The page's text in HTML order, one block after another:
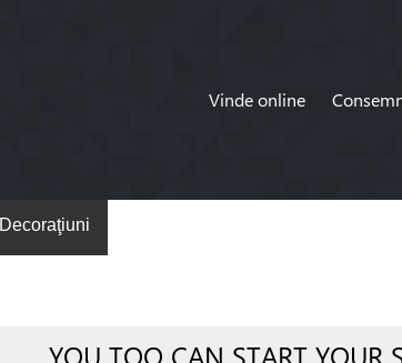
Vinde online
Decoraţiuni
YOU TOO CAN START YOUR